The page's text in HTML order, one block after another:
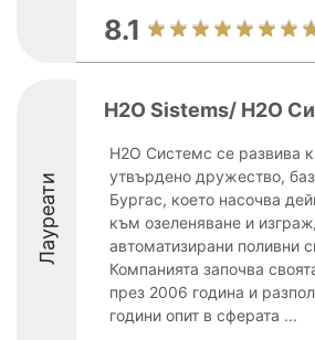
8.1
Лауреати
H2O Sistems/ H2O
H2O Системс се развива
утвърдено дружество,
Бургас, което насочва
към озеленяване и
автоматизирани поливни
Компанията започва
през 2006 година и
години опит в сферата ...